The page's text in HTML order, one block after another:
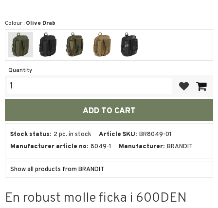
Colour : Olive Drab
Quantity
Stock status 2 pc. in stock Article SKU BR8049-01
Manufacturer article no 8049-1 Manufacturer BRANDIT
Show all products from BRANDIT
En robust molle ficka i 600DEN